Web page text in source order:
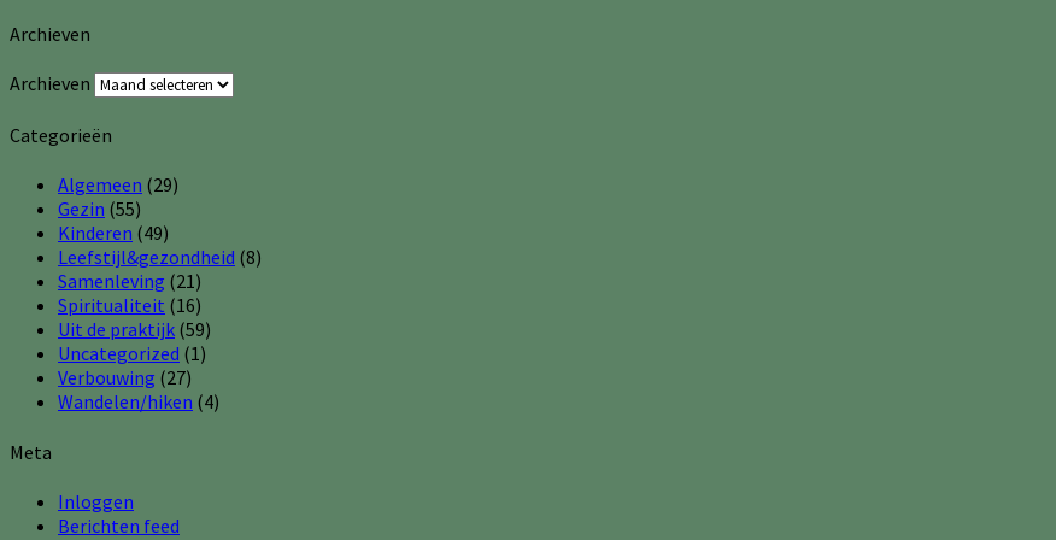
Archieven
Archieven
Categorieën
Algemeen (29)
Gezin (55)
Kinderen (49)
Leefstijl&gezondheid (8)
Samenleving (21)
Spiritualiteit (16)
Uit de praktijk (59)
Uncategorized (1)
Verbouwing (27)
Wandelen/hiken (4)
Meta
Inloggen
Berichten feed